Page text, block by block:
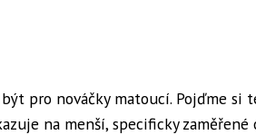
pro nováčky matoucí. Pojďme si
na menší, specificky zaměřené